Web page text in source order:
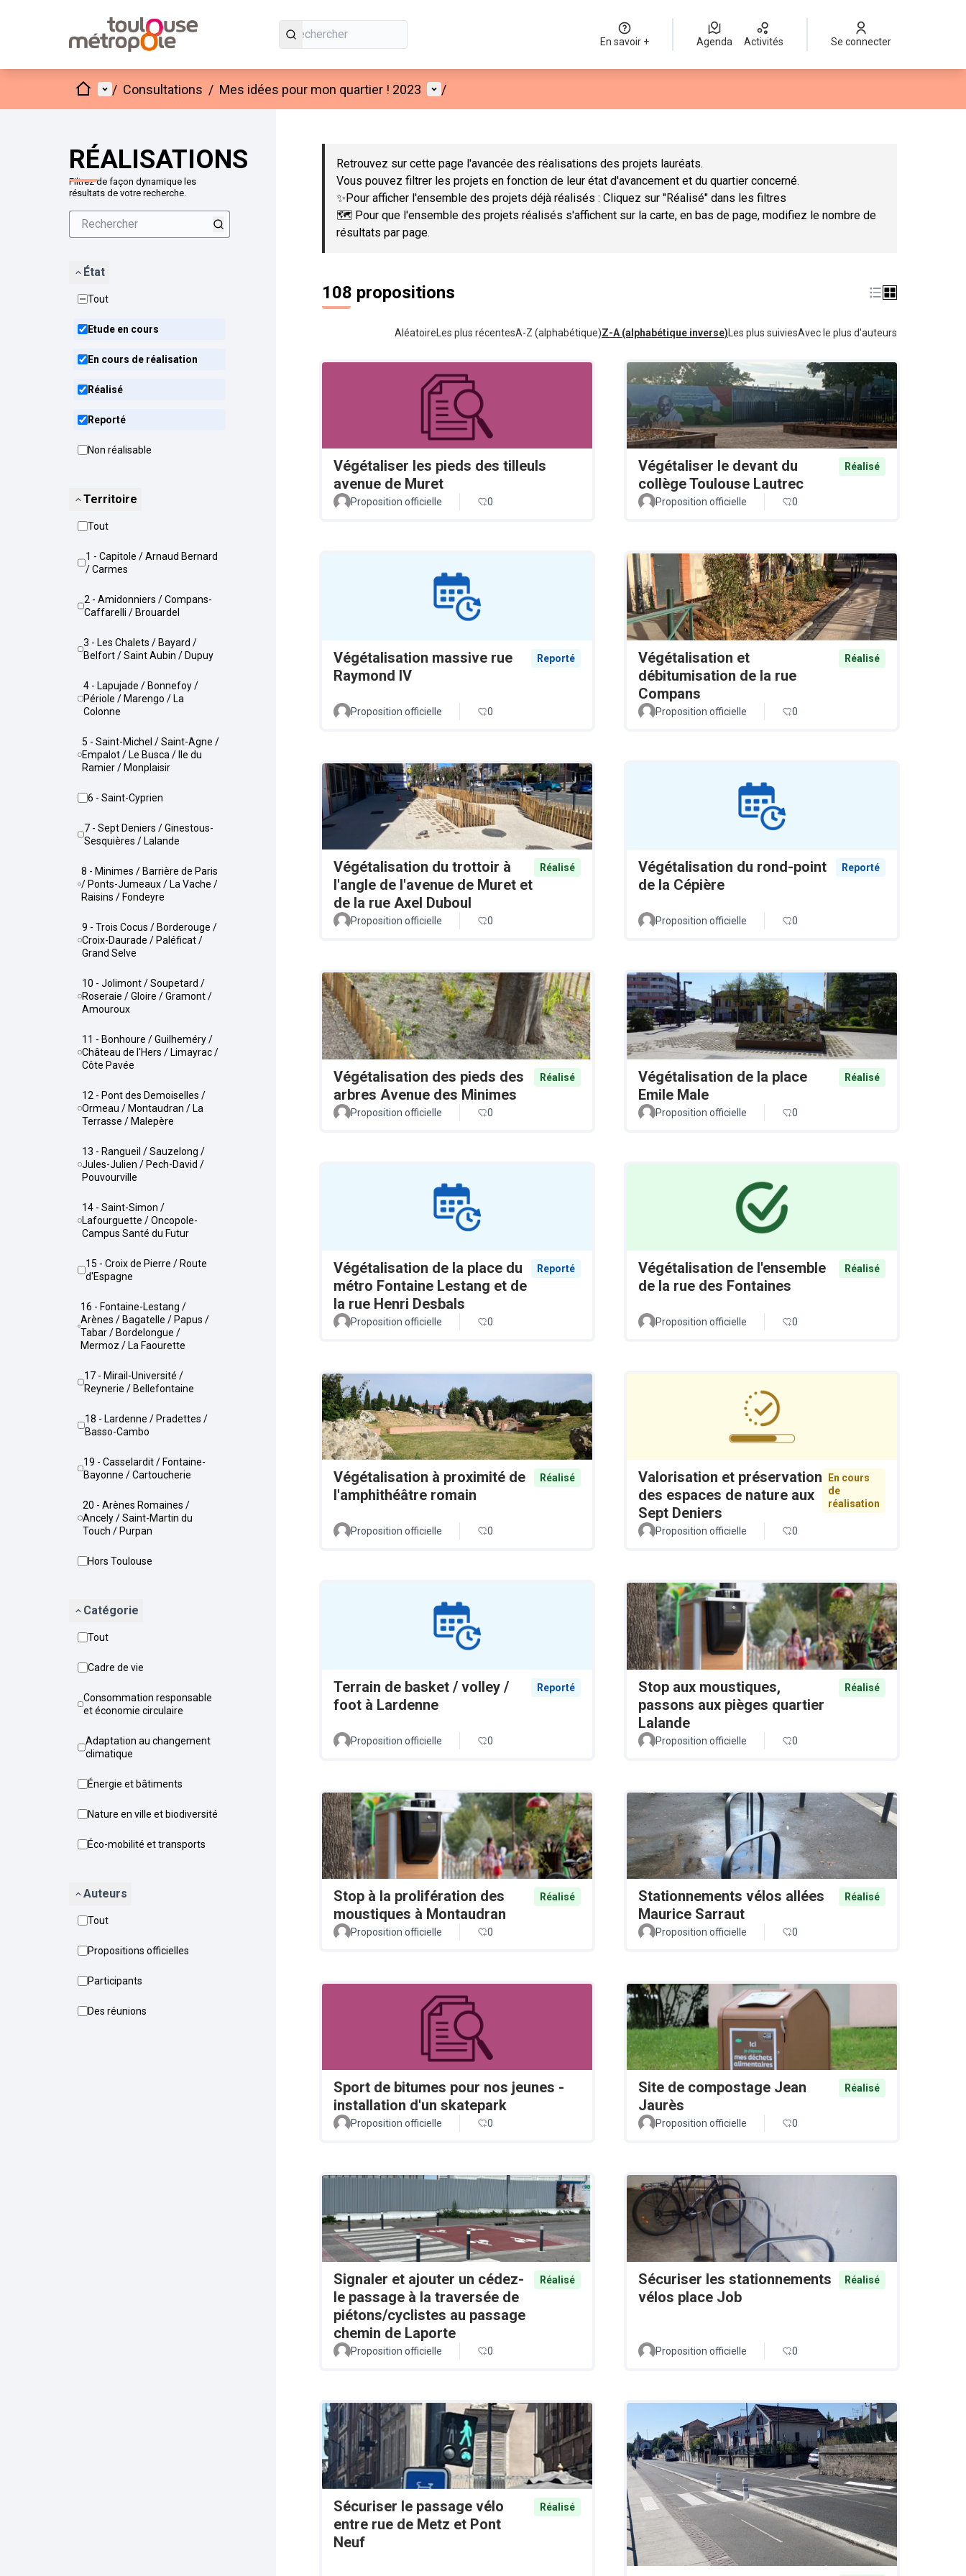
En savoir + Agenda Activités Se connecter
AccueilMenu principal
/ Consultations / Mes idées pour mon quartier ! 2023 Menu utilisateur
/
RÉALISATIONS
Filtrez de façon dynamique les
résultats de votre recherche.
État
Tout
Etude en cours
En cours de réalisation
Réalisé
Reporté
Non réalisable
Territoire
Tout
1 - Capitole / Arnaud Bernard
/ Carmes
2 - Amidonniers / Compans-
Caffarelli / Brouardel
3 - Les Chalets / Bayard /
Belfort / Saint Aubin / Dupuy
4 - Lapujade / Bonnefoy /
Périole / Marengo / La
Colonne
5 - Saint-Michel / Saint-Agne /
Empalot / Le Busca / Ile du
Ramier / Monplaisir
6 - Saint-Cyprien
7 - Sept Deniers / Ginestous-
Sesquières / Lalande
8 - Minimes / Barrière de Paris
/ Ponts-Jumeaux / La Vache /
Raisins / Fondeyre
9 - Trois Cocus / Borderouge /
Croix-Daurade / Paléficat /
Grand Selve
10 - Jolimont / Soupetard /
Roseraie / Gloire / Gramont /
Amouroux
11 - Bonhoure / Guilheméry /
Château de l'Hers / Limayrac /
Côte Pavée
12 - Pont des Demoiselles /
Ormeau / Montaudran / La
Terrasse / Malepère
13 - Rangueil / Sauzelong /
Jules-Julien / Pech-David /
Pouvourville
14 - Saint-Simon /
Lafourguette / Oncopole-
Campus Santé du Futur
15 - Croix de Pierre / Route
d'Espagne
16 - Fontaine-Lestang /
Arènes / Bagatelle / Papus /
Tabar / Bordelongue /
Mermoz / La Faourette
17 - Mirail-Université /
Reynerie / Bellefontaine
18 - Lardenne / Pradettes /
Basso-Cambo
19 - Casselardit / Fontaine-
Bayonne / Cartoucherie
20 - Arènes Romaines /
Ancely / Saint-Martin du
Touch / Purpan
Hors Toulouse
Catégorie
Tout
Cadre de vie
Consommation responsable
et économie circulaire
Adaptation au changement
climatique
Énergie et bâtiments
Nature en ville et biodiversité
Éco-mobilité et transports
Auteurs
Tout
Propositions officielles
Participants
Des réunions
Passer la carte
Retrouvez sur cette page l'avancée des réalisations des projets lauréats.
Vous pouvez filtrer les projets en fonction de leur état d'avancement et du quartier concerné.
✨Pour afficher l'ensemble des projets déjà réalisés : Cliquez sur "Réalisé" dans les filtres
🗺️ Pour que l'ensemble des projets réalisés s'affichent sur la carte, en bas de page, modifiez le nombre de
résultats par page.
108 propositions
Aléatoire Les plus récentesA-Z (alphabétique)Z-A (alphabétique inverse) Les plus suiviesAvec le plus d'auteurs
Végétaliser les pieds des tilleuls
avenue de Muret
Proposition officielle 0
Végétaliser le devant du
collège Toulouse Lautrec
Réalisé
Proposition officielle 0
Végétalisation massive rue
Raymond IV
Reporté
Proposition officielle 0
Végétalisation et
débitumisation de la rue
Compans
Réalisé
Proposition officielle 0
Végétalisation du trottoir à
l'angle de l'avenue de Muret et
de la rue Axel Duboul
Réalisé
Proposition officielle 0
Végétalisation du rond-point
de la Cépière
Reporté
Proposition officielle 0
Végétalisation des pieds des
arbres Avenue des Minimes
Réalisé
Proposition officielle 0
Végétalisation de la place
Emile Male
Réalisé
Proposition officielle 0
Végétalisation de la place du
métro Fontaine Lestang et de
la rue Henri Desbals
Reporté
Proposition officielle 0
Végétalisation de l'ensemble
de la rue des Fontaines
Réalisé
Proposition officielle 0
Végétalisation à proximité de
l'amphithéâtre romain
Réalisé
Proposition officielle 0
Valorisation et préservation
des espaces de nature aux
Sept Deniers
En cours
de
réalisation
Proposition officielle 0
Terrain de basket / volley /
foot à Lardenne
Reporté
Proposition officielle 0
Stop aux moustiques,
passons aux pièges quartier
Lalande
Réalisé
Proposition officielle 0
Stop à la prolifération des
moustiques à Montaudran
Réalisé
Proposition officielle 0
Stationnements vélos allées
Maurice Sarraut
Réalisé
Proposition officielle 0
Sport de bitumes pour nos jeunes -
installation d'un skatepark
Proposition officielle 0
Site de compostage Jean
Jaurès
Réalisé
Proposition officielle 0
Signaler et ajouter un cédez-
le passage à la traversée de
piétons/cyclistes au passage
chemin de Laporte
Réalisé
Proposition officielle 0
Sécuriser les stationnements
vélos place Job
Réalisé
Proposition officielle 0
Sécuriser le passage vélo
entre rue de Metz et Pont
Neuf
Réalisé